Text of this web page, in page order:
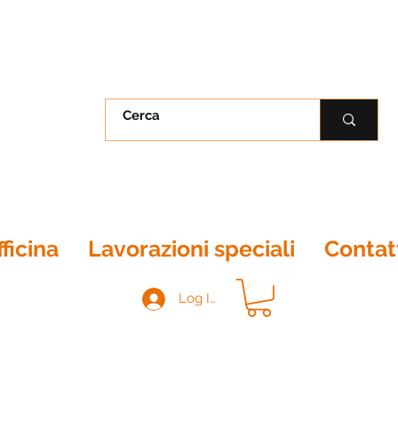
Lavorazioni speciali
Log In